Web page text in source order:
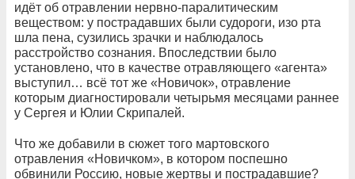
идёт об отравлении нервно-паралитическим
веществом: у пострадавших были судороги, изо рта
шла пена, сузились зрачки и наблюдалось
расстройство сознания. Впоследствии было
установлено, что в качестве отравляющего «агента»
выступил… всё тот же «Новичок», отравление
которым диагностировали четырьмя месяцами раннее
у Сергея и Юлии Скрипалей.
Что же добавили в сюжет того мартовского
отравления «Новичком», в котором поспешно
обвинили Россию, новые жертвы и пострадавшие?